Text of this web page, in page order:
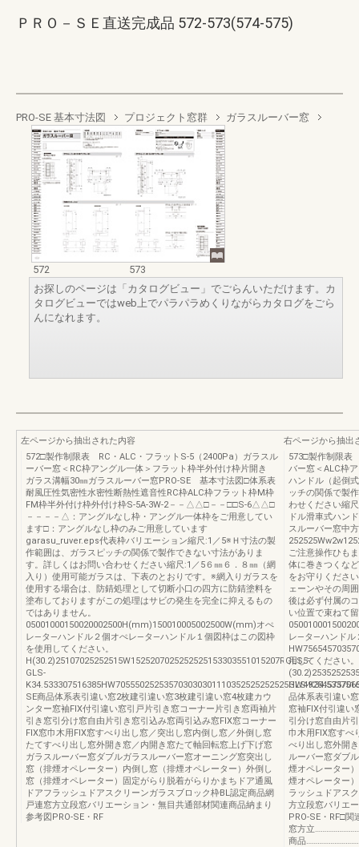
ＰＲＯ－ＳＥ直送完成品 572-573(574-575)
PRO-SE 基本寸法図 プロジェクト窓群 ガラスルーバー窓
572
573
お探しのページは「カタログビュー」でごらんいただけます。カ
タログビューではweb上でパラパラめくりながらカタログをごら
んになれます。
左ページから抽出された内容
572□製作制限表 RC・ALC・フラットS-5（2400Pa）ガラスル
ーバー窓＜RC枠アングル一体＞フラット枠半外付け枠片開き
ガラス溝幅30㎜ガラスルーバー窓PRO-SE 基本寸法図□体系表
耐風圧性気密性水密性断熱性遮音性RC枠ALC枠フラット枠M枠
FM枠半外付け枠外付け枠S-5A-3W-2－－△△□－－□□S-6△△□
－－－－△：アングルなし枠・アングル一体枠をご用意してい
ます□：アングルなし枠のみご用意しています
garasu_ruver.eps代表枠バリエーション縮尺:1／5※Ｈ寸法の製
作範囲は、ガラスピッチの関係で製作できない寸法がありま
す。詳しくはお問い合わせください縮尺:1／5６㎜６．８㎜（網
入り）使用可能ガラスは、下表のとおりです。※網入りガラスを
使用する場合は、防錆処理として切断小口の四方に防錆塗料を
塗布しておりますがこの処理はサビの発生を完全に抑えるもの
ではありません。
05001000150020002500H(mm)150010005002500W(mm)オぺ
レ―タ―ハンドル２個オぺレ―タ―ハンドル１個図枠はこの図枠
を使用してください。
H(30.2)25107025252515W1525207025252525153303551015207RGLS5-
GLS-
SE商品体系表引違い窓2枚建引違い窓3枚建引違い窓4枚建カウ
ンター窓袖FIX付引違い窓引戸片引き窓コーナー片引き窓両袖片
引き窓引分け窓自由片引き窓引込み窓両引込み窓FIX窓コーナー
FIX窓巾木用FIX窓すべり出し窓／突出し窓内倒し窓／外倒し窓
たてすべり出し窓外開き窓／内開き窓たて軸回転窓上げ下げ窓
ガラスルーバー窓ダブルガラスルーバー窓オーニング窓突出し
窓（排煙オペレーター）内倒し窓（排煙オペレーター）外倒し
窓（排煙オペレーター）固定がらり脱着がらりかまちドア通風
ドアフラッシュドアスクリーンガラスブロック枠BL認定商品網
戸連窓方立段窓バリエーション・無目共通部材関連商品納まり
参考図PRO-SE・RF
右ページから抽出
573□製作制限表
バー窓＜ALC枠
ハンドル（起倒
ッチの関係で製
わせください縮
ドル滑車式ハン
スルーバー窓中
ご注意操作ひも
体に巻きつくな
をお守りくださ
ェーンやその周
後は必ず付属の
い位置で束ねて
レ―タ―ハンドル
用してください。
GLS-
品体系表引違い
窓袖FIX付引違い
引分け窓自由片
巾木用FIX窓すべ
べり出し窓外開
ルーバー窓ダブ
煙オペレーター
煙オペレーター
ラッシュドアス
方立段窓バリエ
PRO-SE・RF□
窓方立
商品